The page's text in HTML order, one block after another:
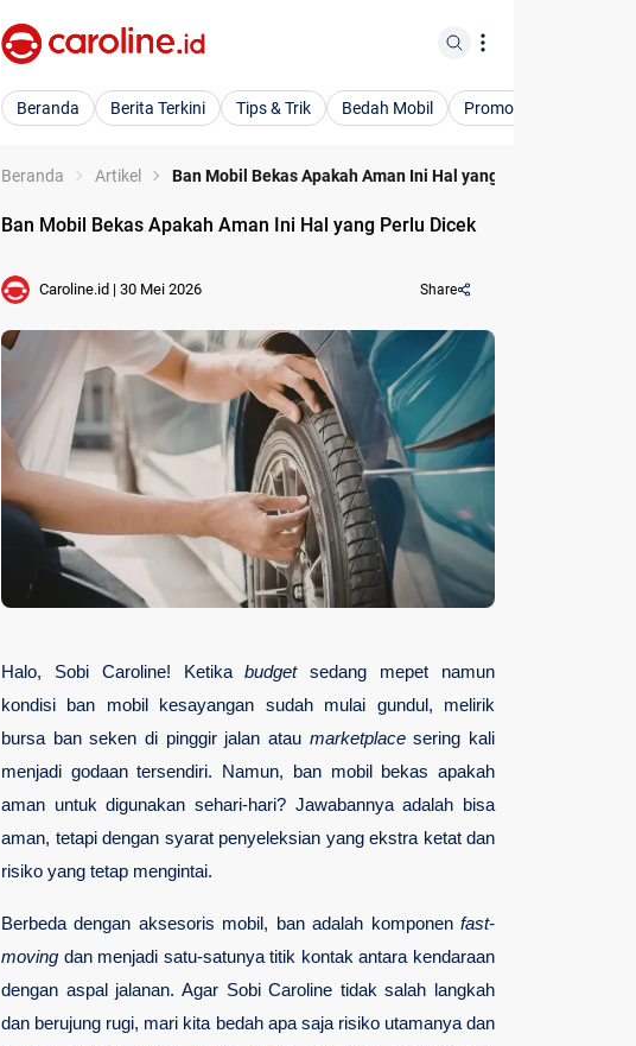
Beranda Berita Terkini Tips & Trik Bedah Mobil Promo
Beranda Artikel Ban Mobil Bekas Apakah Aman Ini Hal yang Perlu Dicek
Ban Mobil Bekas Apakah Aman Ini Hal yang Perlu Dicek
Caroline.id | 30 Mei 2026 Share
Halo, Sobi Caroline! Ketika budget sedang mepet namun
kondisi ban mobil kesayangan sudah mulai gundul, melirik
bursa ban seken di pinggir jalan atau marketplace sering kali
menjadi godaan tersendiri. Namun, ban mobil bekas apakah
aman untuk digunakan sehari-hari? Jawabannya adalah bisa
aman, tetapi dengan syarat penyeleksian yang ekstra ketat dan
risiko yang tetap mengintai.
Berbeda dengan aksesoris mobil, ban adalah komponen fast-
moving dan menjadi satu-satunya titik kontak antara kendaraan
dengan aspal jalanan. Agar Sobi Caroline tidak salah langkah
dan berujung rugi, mari kita bedah apa saja risiko utamanya dan